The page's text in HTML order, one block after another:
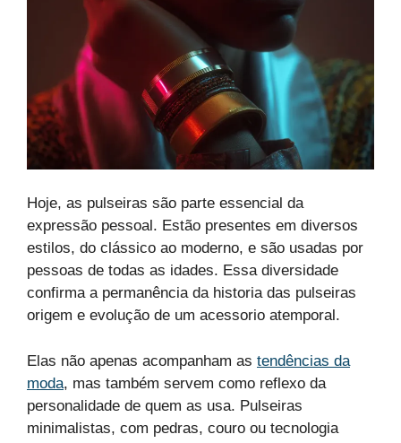
Hoje, as pulseiras são parte essencial da
expressão pessoal. Estão presentes em diversos
estilos, do clássico ao moderno, e são usadas por
pessoas de todas as idades. Essa diversidade
confirma a permanência da historia das pulseiras
origem e evolução de um acessorio atemporal.
Elas não apenas acompanham as tendências da
moda, mas também servem como reflexo da
personalidade de quem as usa. Pulseiras
minimalistas, com pedras, couro ou tecnologia